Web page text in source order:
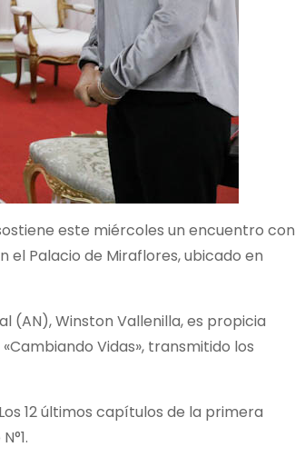
este miércoles un encuentro con
el Palacio de Miraflores, ubicado en
(AN), Winston Vallenilla, es propicia
Vidas», transmitido los
12 últimos capítulos de la primera